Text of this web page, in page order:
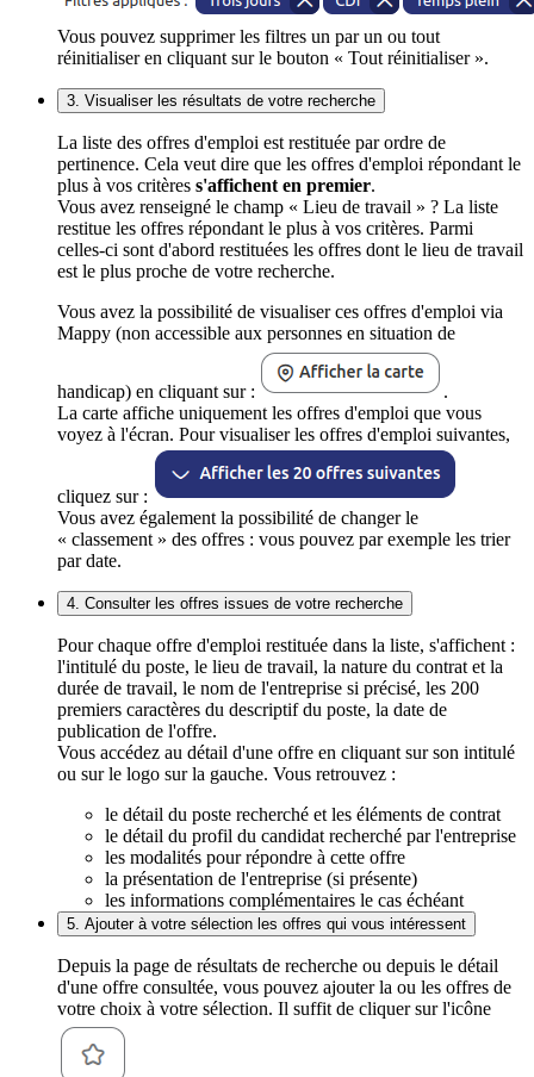
Vous pouvez supprimer les filtres un par un ou tout
réinitialiser en cliquant sur le bouton « Tout réinitialiser ».
3. Visualiser les résultats de votre recherche
La liste des offres d'emploi est restituée par ordre de
pertinence. Cela veut dire que les offres d'emploi répondant le
plus à vos critères s'affichent en premier.
Vous avez renseigné le champ « Lieu de travail » ? La liste
restitue les offres répondant le plus à vos critères. Parmi
celles-ci sont d'abord restituées les offres dont le lieu de travail
est le plus proche de votre recherche.
Vous avez la possibilité de visualiser ces offres d'emploi via
Mappy (non accessible aux personnes en situation de
handicap) en cliquant sur :
.
La carte affiche uniquement les offres d'emploi que vous
voyez à l'écran. Pour visualiser les offres d'emploi suivantes,
cliquez sur :
Vous avez également la possibilité de changer le
« classement » des offres : vous pouvez par exemple les trier
par date.
4. Consulter les offres issues de votre recherche
Pour chaque offre d'emploi restituée dans la liste, s'affichent :
l'intitulé du poste, le lieu de travail, la nature du contrat et la
durée de travail, le nom de l'entreprise si précisé, les 200
premiers caractères du descriptif du poste, la date de
publication de l'offre.
Vous accédez au détail d'une offre en cliquant sur son intitulé
ou sur le logo sur la gauche. Vous retrouvez :
le détail du poste recherché et les éléments de contrat
le détail du profil du candidat recherché par l'entreprise
les modalités pour répondre à cette offre
la présentation de l'entreprise (si présente)
les informations complémentaires le cas échéant
5. Ajouter à votre sélection les offres qui vous intéressent
Depuis la page de résultats de recherche ou depuis le détail
d'une offre consultée, vous pouvez ajouter la ou les offres de
votre choix à votre sélection. Il suffit de cliquer sur l'icône